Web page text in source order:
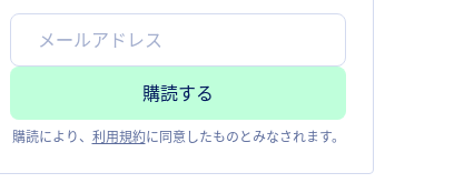
購読により、 利用規約に同意したものとみなされます。